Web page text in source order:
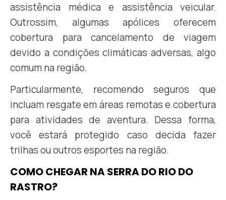
assistência médica e assistência veicular.
Outrossim, algumas apólices oferecem
cobertura para cancelamento de viagem
devido a condições climáticas adversas, algo
comum na região.
Particularmente, recomendo seguros que
incluam resgate em áreas remotas e cobertura
para atividades de aventura. Dessa forma,
você estará protegido caso decida fazer
trilhas ou outros esportes na região.
COMO CHEGAR NA SERRA DO RIO DO
RASTRO?